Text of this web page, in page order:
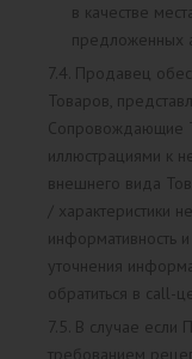
в качестве
предложенных
7.4. Продавец
Товаров,
Сопровождающие
иллюстрациями к
внешнего вида
/
информативность
уточнения
обратиться в call-
7.5. В случае если
требованием